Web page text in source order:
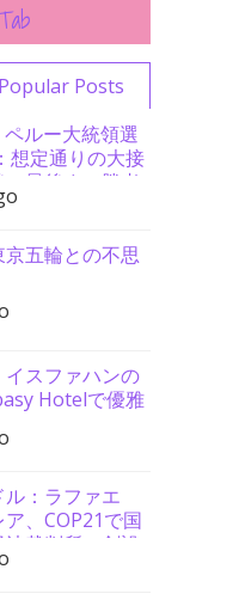
Popular Posts
ルー大統領選
想定通りの大接
最後まで勝者
京五輪との不思
イスファハンの
Hotelで優雅
ル：ラファエ
、COP21で国
裁判所の創設